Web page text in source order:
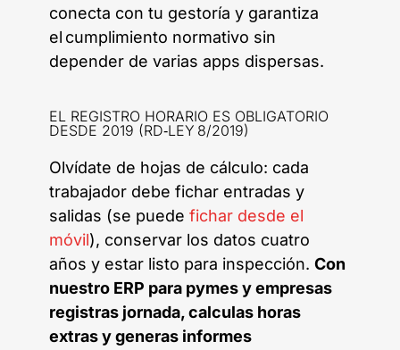
conecta con tu gestoría y garantiza
el cumplimiento normativo sin
depender de varias apps dispersas.
EL REGISTRO HORARIO ES OBLIGATORIO
DESDE 2019 (RD‑LEY 8/2019)
Olvídate de hojas de cálculo: cada
trabajador debe fichar entradas y
salidas (se puede fichar desde el
móvil), conservar los datos cuatro
años y estar listo para inspección. Con
nuestro ERP para pymes y empresas
registras jornada, calculas horas
extras y generas informes